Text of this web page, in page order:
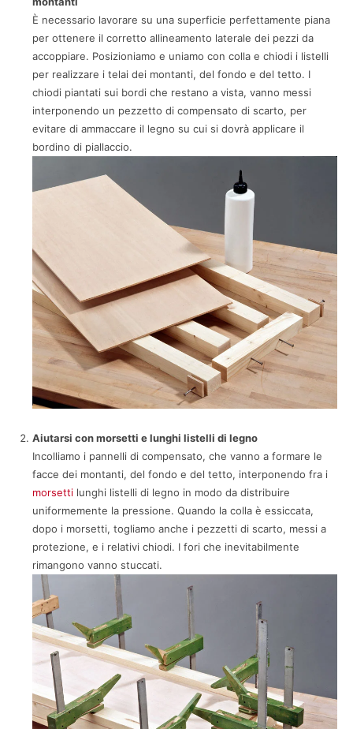
È necessario lavorare su una superficie perfettamente piana
per ottenere il corretto allineamento laterale dei pezzi da
accoppiare. Posizioniamo e uniamo con colla e chiodi i listelli
per realizzare i telai dei montanti, del fondo e del tetto. I
chiodi piantati sui bordi che restano a vista, vanno messi
interponendo un pezzetto di compensato di scarto, per
evitare di ammaccare il legno su cui si dovrà applicare il
bordino di piallaccio.
Aiutarsi con morsetti e lunghi listelli di legno
Incolliamo i pannelli di compensato, che vanno a formare le
facce dei montanti, del fondo e del tetto, interponendo fra i
morsetti lunghi listelli di legno in modo da distribuire
uniformemente la pressione. Quando la colla è essiccata,
dopo i morsetti, togliamo anche i pezzetti di scarto, messi a
protezione, e i relativi chiodi. I fori che inevitabilmente
rimangono vanno stuccati.